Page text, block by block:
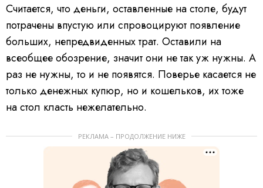
Считается, что деньги, оставленные на столе, будут
потрачены впустую или спровоцируют появление
больших, непредвиденных трат. Оставили на
всеобщее обозрение, значит они не так уж нужны. А
раз не нужны, то и не появятся. Поверье касается не
только денежных купюр, но и кошельков, их тоже
на стол класть нежелательно.
РЕКЛАМА – ПРОДОЛЖЕНИЕ НИЖЕ